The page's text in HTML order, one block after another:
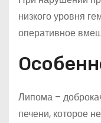
низкого уровня
оперативное
Липома –
печени, которое